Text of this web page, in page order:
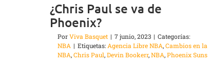
¿Chris Paul se va de
Phoenix?
PorViva Basquet | 7 junio, 2023 | Categorías:
NBA | Etiquetas:Agencia Libre NBA,Cambios en la
NBA,Chris Paul,Devin Bookerr,NBA,Phoenix Suns